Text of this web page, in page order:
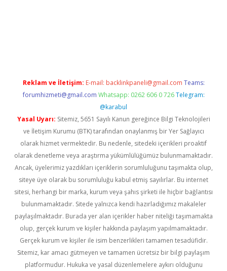
Reklam ve İletişim: E-mail: backlinkpaneli@gmail.com Teams:
forumhizmeti@gmail.com Whatsapp: 0262 606 0 726 Telegram:
@karabul
Yasal Uyarı: Sitemiz, 5651 Sayılı Kanun gereğince Bilgi Teknolojileri
ve İletişim Kurumu (BTK) tarafından onaylanmış bir Yer Sağlayıcı
olarak hizmet vermektedir. Bu nedenle, sitedeki içerikleri proaktif
olarak denetleme veya araştırma yükümlülüğümüz bulunmamaktadır.
Ancak, üyelerimiz yazdıkları içeriklerin sorumluluğunu taşımakta olup,
siteye üye olarak bu sorumluluğu kabul etmiş sayılırlar. Bu internet
sitesi, herhangi bir marka, kurum veya şahıs şirketi ile hiçbir bağlantısı
bulunmamaktadır. Sitede yalnızca kendi hazırladığımız makaleler
paylaşılmaktadır. Burada yer alan içerikler haber niteliği taşımamakta
olup, gerçek kurum ve kişiler hakkında paylaşım yapılmamaktadır.
Gerçek kurum ve kişiler ile isim benzerlikleri tamamen tesadüfidir.
Sitemiz, kar amacı gütmeyen ve tamamen ücretsiz bir bilgi paylaşım
platformudur. Hukuka ve yasal düzenlemelere aykırı olduğunu